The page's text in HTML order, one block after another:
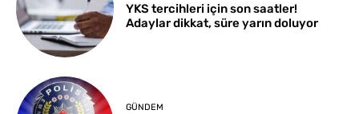
YKS tercihleri için son saatler!
Adaylar dikkat, süre yarın doluyor
GÜNDEM